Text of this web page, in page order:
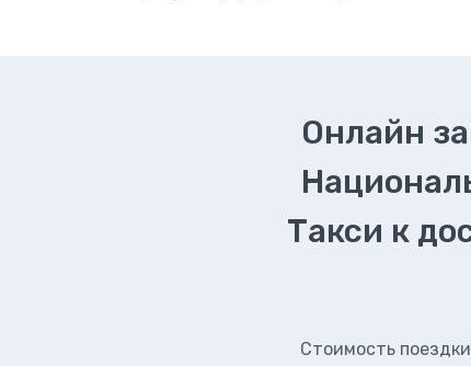
Онлайн
Такси к
Стоимость